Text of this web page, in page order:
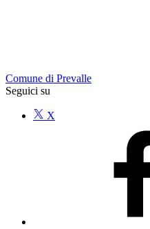
Comune di Prevalle
Seguici su
X